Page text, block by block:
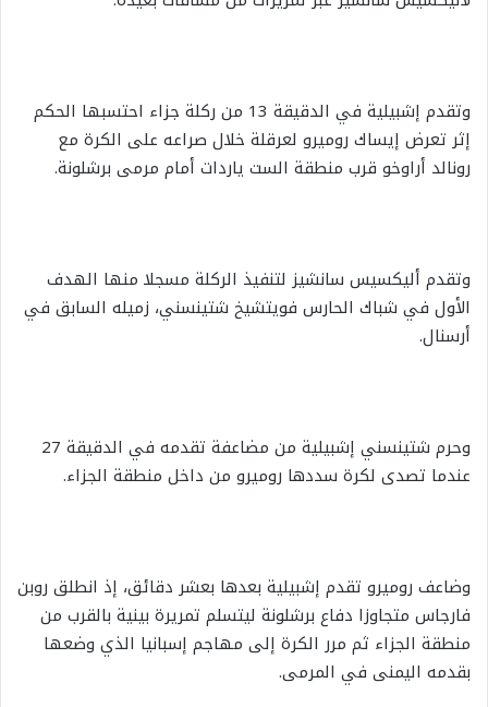
وتقدم إشبيلية في الدقيقة 13 من ركلة جزاء احتسبها الحكم
إثر تعرض إيساك روميرو لعرقلة خلال صراعه على الكرة مع
رونالد أراوخو قرب منطقة الست ياردات أمام مرمى برشلونة.
وتقدم أليكسيس سانشيز لتنفيذ الركلة مسجلا منها الهدف
الأول في شباك الحارس فويتشيخ شتينسني، زميله السابق في
أرسنال.
وحرم شتينسني إشبيلية من مضاعفة تقدمه في الدقيقة 27
عندما تصدى لكرة سددها روميرو من داخل منطقة الجزاء.
وضاعف روميرو تقدم إشبيلية بعدها بعشر دقائق، إذ انطلق روبن
فارجاس متجاوزا دفاع برشلونة ليتسلم تمريرة بينية بالقرب من
منطقة الجزاء ثم مرر الكرة إلى مهاجم إسبانيا الذي وضعها
بقدمه اليمنى في المرمى.